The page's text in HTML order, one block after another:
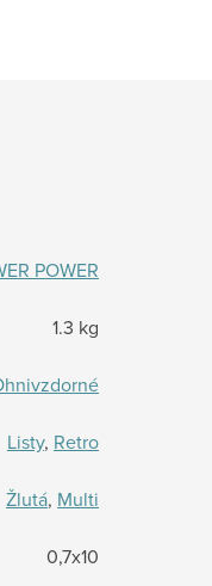
POWER
1.3 kg
Listy, Retro
Žlutá, Multi
0,7x10